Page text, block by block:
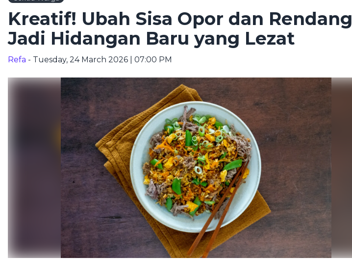
Kreatif! Ubah Sisa Opor dan Rendang
Jadi Hidangan Baru yang Lezat
Refa - Tuesday, 24 March 2026 | 07:00 PM